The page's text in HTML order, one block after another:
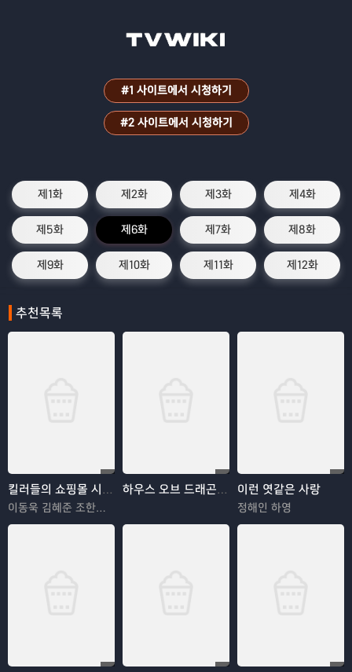
#1 사이트에서 시청하기
#2 사이트에서 시청하기
제1화 제2화 제3화 제4화
제5화 제6화 제7화 제8화
제9화 제10화 제11화 제12화
추천목록
킬러들의 쇼핑몰 시즌2
이동욱 김혜준 조한선 김해나
하우스 오브 드래곤 시즌3 이런 엿같은 사랑
정해인 하영